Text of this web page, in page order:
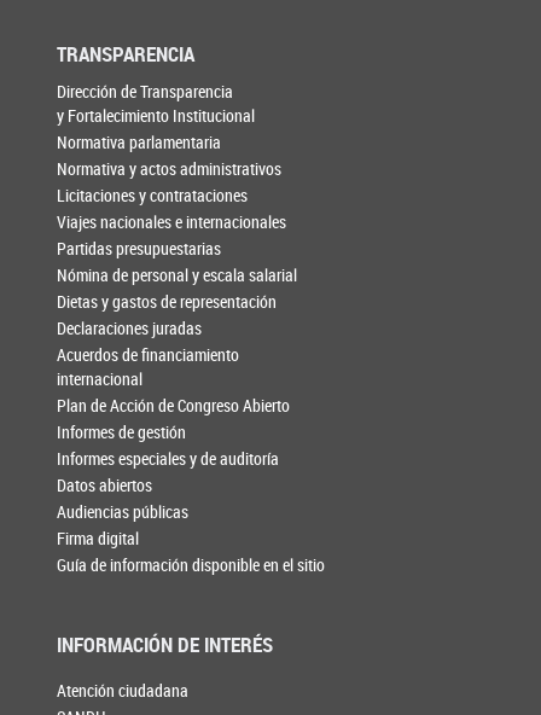
TRANSPARENCIA
Dirección de Transparencia
y Fortalecimiento Institucional
Normativa parlamentaria
Normativa y actos administrativos
Licitaciones y contrataciones
Viajes nacionales e internacionales
Partidas presupuestarias
Nómina de personal y escala salarial
Dietas y gastos de representación
Declaraciones juradas
Acuerdos de financiamiento
internacional
Plan de Acción de Congreso Abierto
Informes de gestión
Informes especiales y de auditoría
Datos abiertos
Audiencias públicas
Firma digital
Guía de información disponible en el sitio
INFORMACIÓN DE INTERÉS
Atención ciudadana